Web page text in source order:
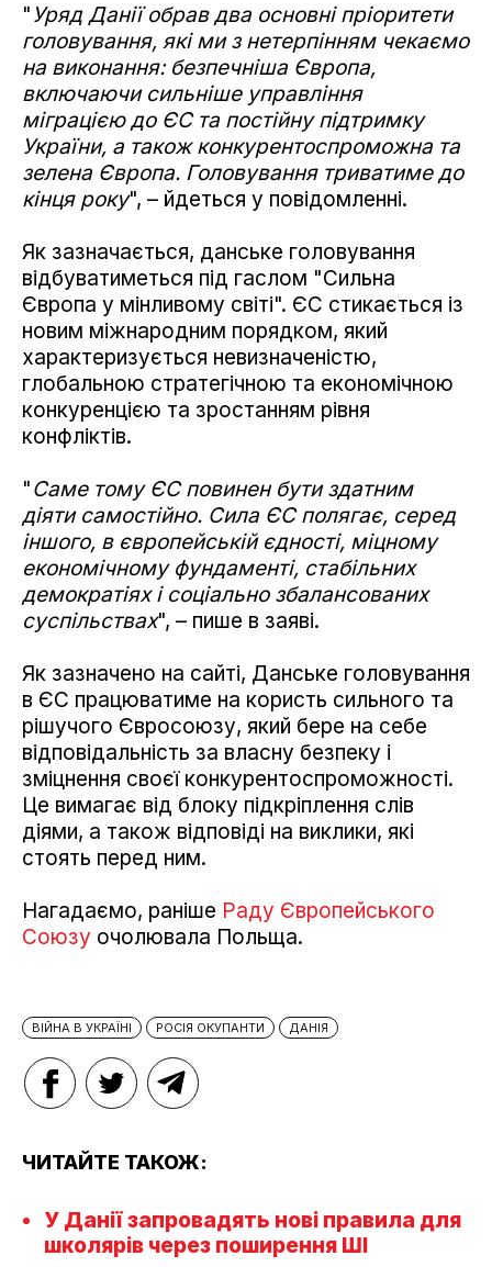
"Уряд Данії обрав два основні пріоритети
головування, які ми з нетерпінням чекаємо
на виконання: безпечніша Європа,
включаючи сильніше управління
міграцією до ЄС та постійну підтримку
України, а також конкурентоспроможна та
зелена Європа. Головування триватиме до
кінця року", – йдеться у повідомленні.
Як зазначається, данське головування
відбуватиметься під гаслом "Сильна
Європа у мінливому світі". ЄС стикається із
новим міжнародним порядком, який
характеризується невизначеністю,
глобальною стратегічною та економічною
конкуренцією та зростанням рівня
конфліктів.
"Саме тому ЄС повинен бути здатним
діяти самостійно. Сила ЄС полягає, серед
іншого, в європейській єдності, міцному
економічному фундаменті, стабільних
демократіях і соціально збалансованих
суспільствах", – пише в заяві.
Як зазначено на сайті, Данське головування
в ЄС працюватиме на користь сильного та
рішучого Євросоюзу, який бере на себе
відповідальність за власну безпеку і
зміцнення своєї конкурентоспроможності.
Це вимагає від блоку підкріплення слів
діями, а також відповіді на виклики, які
стоять перед ним.
Нагадаємо, раніше Раду Європейського
Союзу очолювала Польща.
ВІЙНА В УКРАЇНІ РОСІЯ ОКУПАНТИ ДАНІЯ
ЧИТАЙТЕ ТАКОЖ:
У Данії запровадять нові правила для
школярів через поширення ШІ